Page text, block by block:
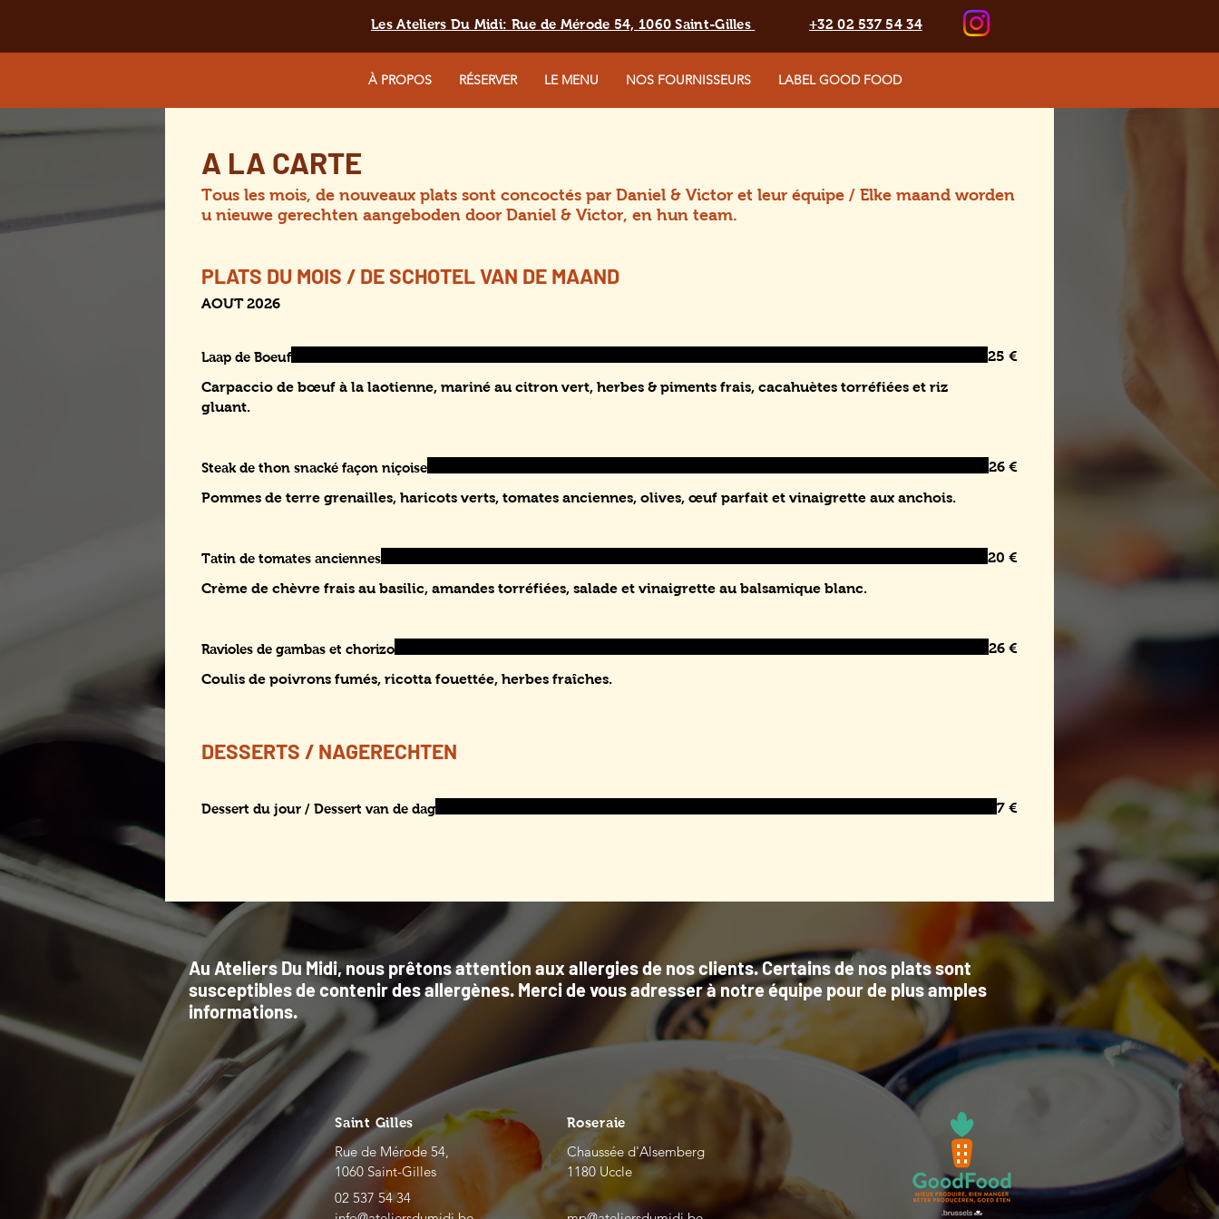
Les Ateliers Du Midi: Rue de Mérode 54, 1060 Saint-Gilles +32 02 537 54 34
À PROPOS RÉSERVER LE MENU NOS FOURNISSEURS LABEL GOOD FOOD
A LA CARTE
Tous les mois, de nouveaux plats sont concoctés par Daniel & Victor et leur équipe / Elke maand worden
u nieuwe gerechten aangeboden door Daniel & Victor, en hun team.
PLATS DU MOIS / DE SCHOTEL VAN DE MAAND
AOUT 2026
Laap de Boeuf
Carpaccio de bœuf à la laotienne, mariné au citron vert, herbes & piments frais, cacahuètes torréfiées et riz
gluant.
25 €
Steak de thon snacké façon niçoise
Pommes de terre grenailles, haricots verts, tomates anciennes, olives, œuf parfait et vinaigrette aux anchois.
26 €
Tatin de tomates anciennes
Crème de chèvre frais au basilic, amandes torréfiées, salade et vinaigrette au balsamique blanc.
20 €
Ravioles de gambas et chorizo
Coulis de poivrons fumés, ricotta fouettée, herbes fraîches.
26 €
DESSERTS / NAGERECHTEN
Dessert du jour / Dessert van de dag 7 €
Au Ateliers Du Midi, nous prêtons attention aux allergies de nos clients. Certains de nos plats sont
susceptibles de contenir des allergènes. Merci de vous adresser à notre équipe pour de plus amples
informations.
Saint Gilles
Rue de Mérode 54,
1060 Saint-Gilles
02 537 54 34
Roseraie
Chaussée d'Alsemberg
1180 Uccle